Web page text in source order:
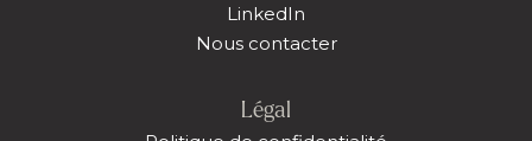
LinkedIn
Nous contacter
Légal